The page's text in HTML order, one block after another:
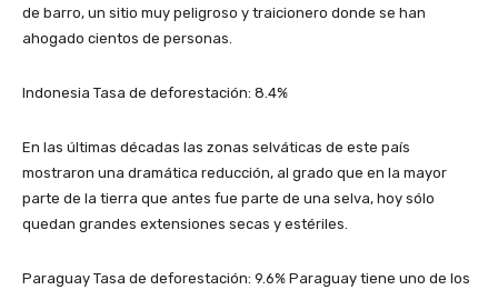
de barro, un sitio muy peligroso y traicionero donde se han
ahogado cientos de personas.
Indonesia Tasa de deforestación: 8.4%
En las últimas décadas las zonas selváticas de este país
mostraron una dramática reducción, al grado que en la mayor
parte de la tierra que antes fue parte de una selva, hoy sólo
quedan grandes extensiones secas y estériles.
Paraguay Tasa de deforestación: 9.6% Paraguay tiene uno de los